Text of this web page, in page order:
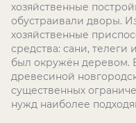
хозяйственные
обустраивали дворы.
хозяйственные
средства: сани,
был окружён деревом.
древесиной
существенных
нужд наиболее